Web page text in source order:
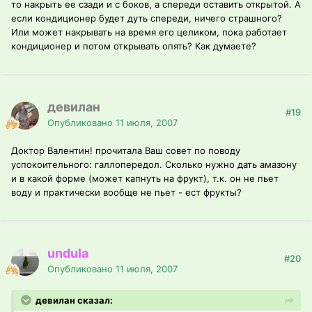
то накрыть ее сзади и с боков, а спереди оставить открытой. А
если кондиционер будет дуть спереди, ничего страшного?
Или может накрывать на время его целиком, пока работает
кондиционер и потом открывать опять? Как думаете?
девилан
Опубликовано 11 июля, 2007
#19
Доктор Валентин! прочитала Ваш совет по поводу
успокоительного: галлопередол. Сколько нужно дать амазону
и в какой форме (может капнуть на фрукт), т.к. он не пьет
воду и практически вообще не пьет - ест фрукты?
undula
Опубликовано 11 июля, 2007
#20
девилан сказал: